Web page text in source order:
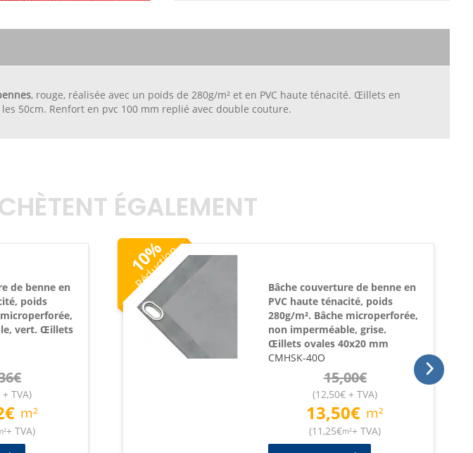
, rouge, réalisée avec un poids de 280g/m² et en PVC haute ténacité. Œillets en
50cm. Renfort en pvc 100 mm replié avec double couture.
ÉGALEMENT
de benne en
poids
vert. Œillets
€
+ TVA)
€ m²
+ TVA)
10
%
Réduction
Bâche couverture de benne en
PVC haute ténacité, poids
280g/m². Bâche microperforée,
non imperméable, grise.
Œillets ovales 40x20 mm
CMHSK-40O
15,00€
(12,50€ + TVA)
13,50€ m²
(11,25€m²+ TVA)